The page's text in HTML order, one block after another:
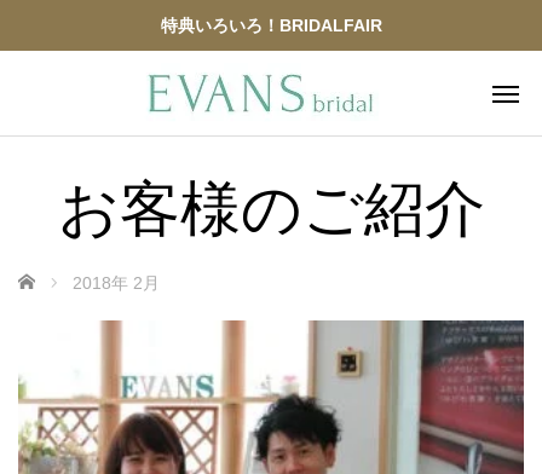
特典いろいろ！BRIDALFAIR
お客様のご紹介
ホーム 2018年 2月